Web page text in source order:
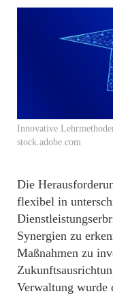
Innovative
stock.adobe.com
Die
flexibel in
Synergien zu
Maßnahmen zu
Verwaltung wurde